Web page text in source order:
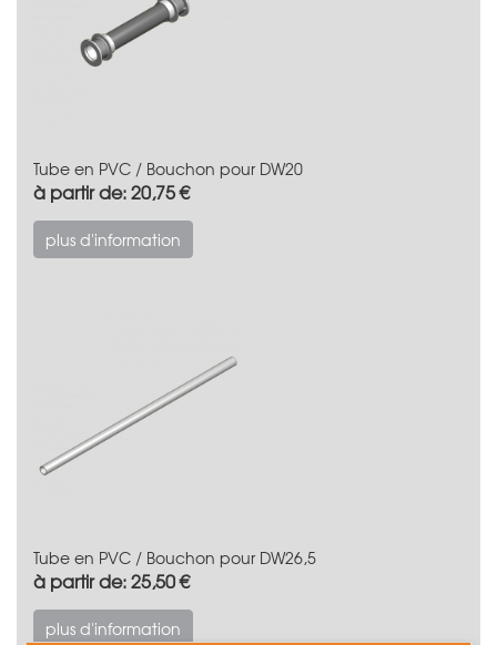
Tube en PVC / Bouchon pour DW20
à partir de: 20,75 €
plus d'information
Tube en PVC / Bouchon pour DW26,5
à partir de: 25,50 €
plus d'information